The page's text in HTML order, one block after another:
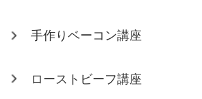
手作りベーコン講座
ローストビーフ講座